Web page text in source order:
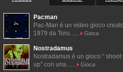
Pacman
Pac-Man é un video gioco
1979 da Toru......
Gioca
Nostradamus
Nostradamus è un gioco " shoot
up" con una......
Gioca